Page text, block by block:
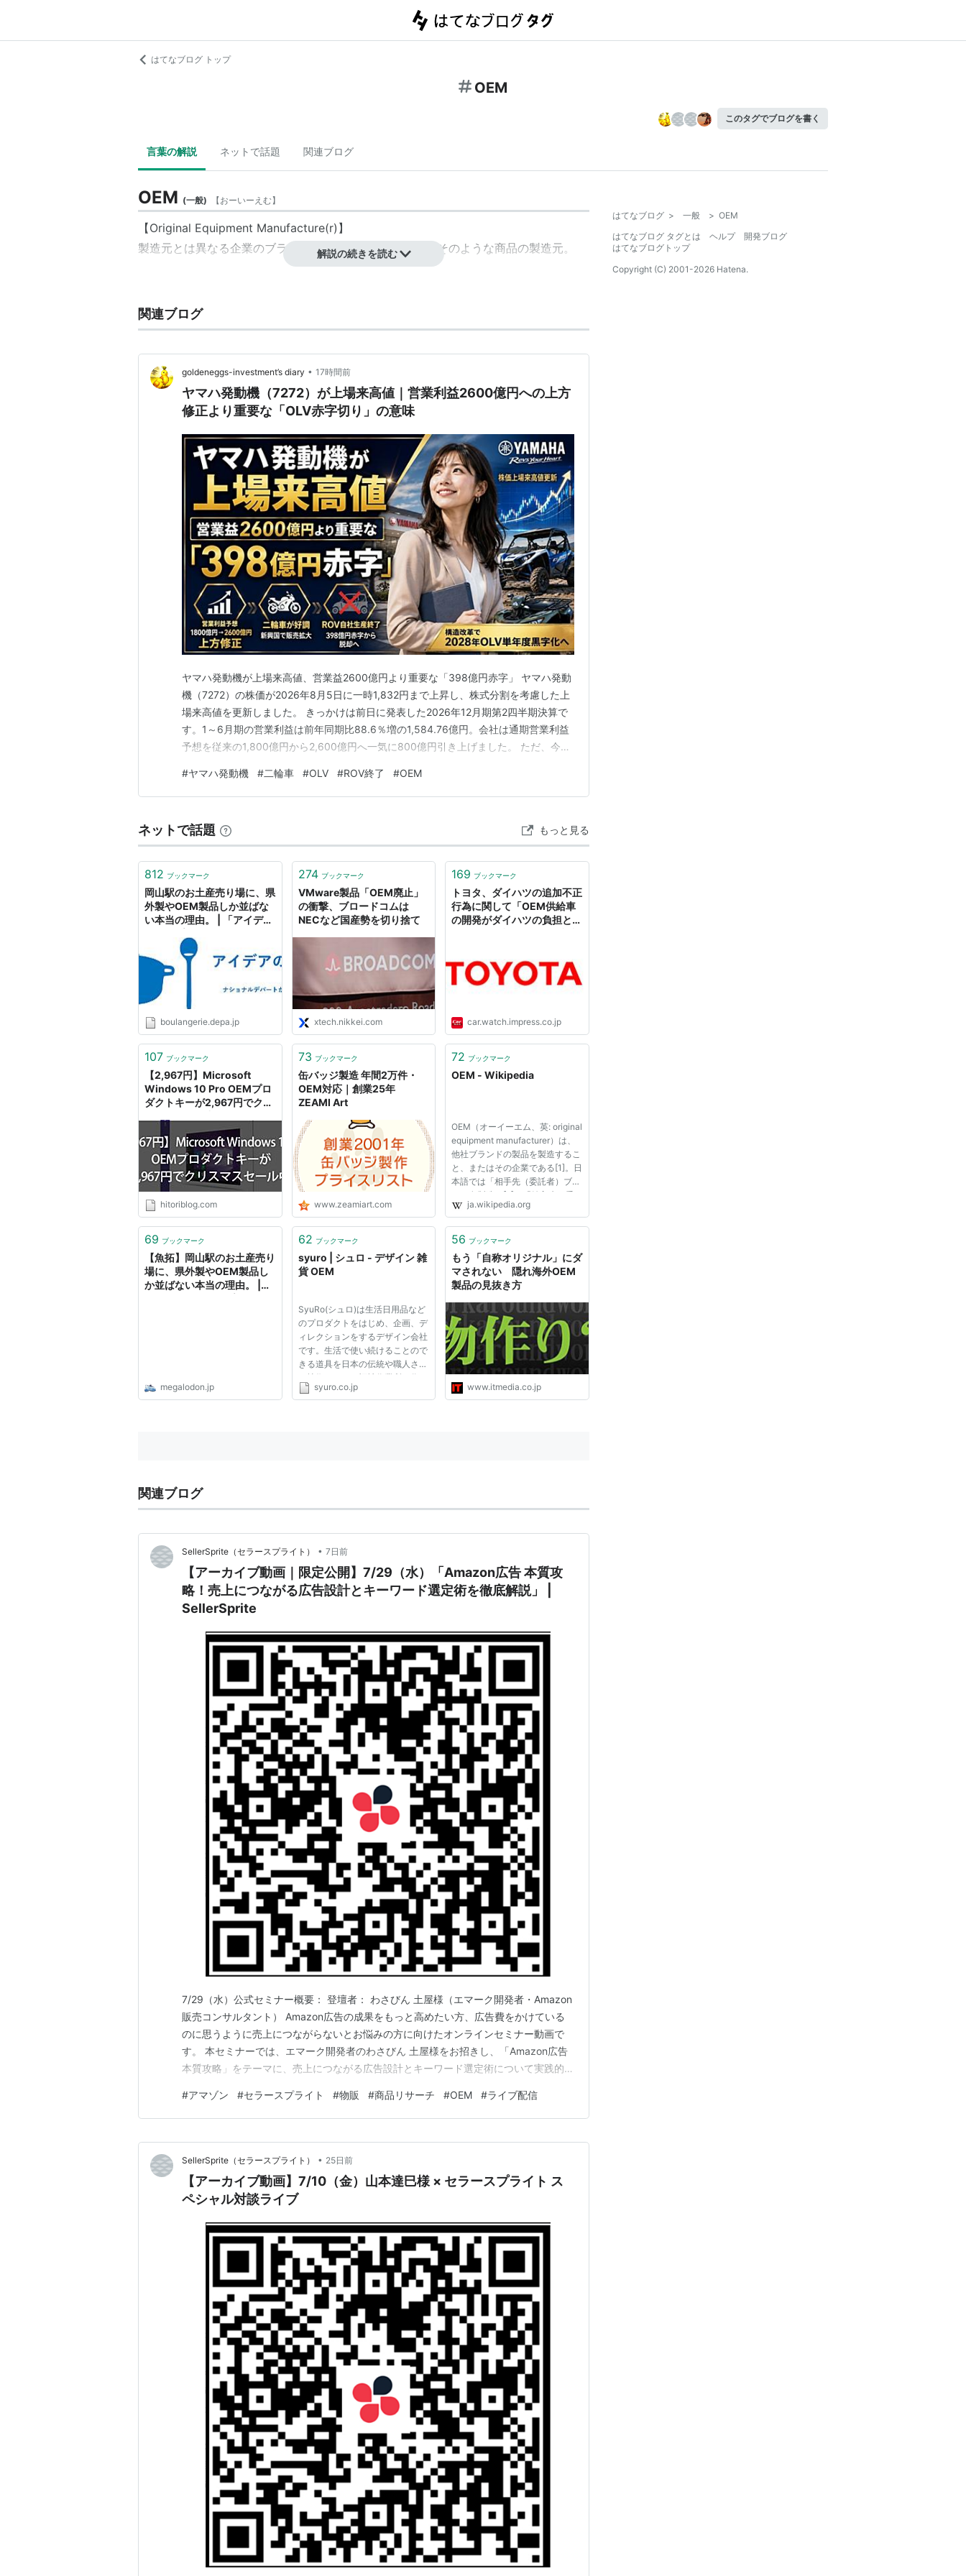
はてなブログ トップ
OEM
このタグでブログを書く
言葉の解説 ネットで話題 関連ブログ
OEM (一般) 【おーいーえむ】
【Original Equipment Manufacture(r)】
製造元とは異なる企業のブランドで売られる商品。また、そのような商品の製造元。
解説の続きを読む
関連ブログ
goldeneggs-investment’s diary • 17時間前
ヤマハ発動機（7272）が上場来高値｜営業利益2600億円への上方
修正より重要な「OLV赤字切り」の意味
ヤマハ発動機が上場来高値、営業益2600億円より重要な「398億円赤字」 ヤマハ発動
機（7272）の株価が2026年8月5日に一時1,832円まで上昇し、株式分割を考慮した上
場来高値を更新しました。 きっかけは前日に発表した2026年12月期第2四半期決算で
す。1～6月期の営業利益は前年同期比88.6％増の1,584.76億円。会社は通期営業利益
予想を従来の1,800億円から2,600億円へ一気に800億円引き上げました。 ただ、今回
に398億円もの営業赤字を計上したアウトドアランドビークル（OLV）事業で、赤字
の…
#ヤマハ発動機 #二輪車 #OLV #ROV終了 #OEM
ネットで話題 もっと見る
812 ブックマーク
岡山駅のお土産売り場に、県
外製やOEM製品しか並ばな
い本当の理由。 | 「アイデア
boulangerie.depa.jp
274 ブックマーク
VMware製品「OEM廃止」
の衝撃、ブロードコムは
NECなど国産勢を切り捨て
xtech.nikkei.com
169 ブックマーク
トヨタ、ダイハツの追加不正
行為に関して「OEM供給車
の開発がダイハツの負担とな
かったことを深く反省」
car.watch.impress.co.jp
107 ブックマーク
【2,967円】Microsoft
Windows 10 Pro OEMプロ
ダクトキーが2,967円でクリ
hitoriblog.com
73 ブックマーク
缶バッジ製造 年間2万件・
OEM対応｜創業25年
ZEAMI Art
www.zeamiart.com
72 ブックマーク
OEM - Wikipedia
OEM（オーイーエム、英: original
equipment manufacturer）は、
他社ブランドの製品を製造するこ
と、またはその企業である[1]。日
本語では「相手先（委託者）ブラ
ンド名製造」[2]、「納入先（委
託者）商標による受託製造」など
知的財産権（IP）を有する自社製
ja.wikipedia.org
69 ブックマーク
【魚拓】岡山駅のお土産売り
場に、県外製やOEM製品し
か並ばない本当の理由。 |
megalodon.jp
62 ブックマーク
syuro | シュロ - デザイン 雑
貨 OEM
SyuRo(シュロ)は生活日用品など
のプロダクトをはじめ、企画、デ
ィレクションをするデザイン会社
です。生活で使い続けることので
きる道具を日本の伝統や職人さん
の技術、または福祉作業所で作ら
れるモノなどをSyuRoのフィルタ
syuro.co.jp
56 ブックマーク
もう「自称オリジナル」にダ
マされない 隠れ海外OEM
製品の見抜き方
www.itmedia.co.jp
関連ブログ
SellerSprite（セラースプライト） • 7日前
【アーカイブ動画｜限定公開】7/29（水）「Amazon広告 本質攻
略！売上につながる広告設計とキーワード選定術を徹底解説」 |
SellerSprite
7/29（水）公式セミナー概要： 登壇者： わさびん 土屋様（エマーク開発者・Amazon
販売コンサルタント） Amazon広告の成果をもっと高めたい方、広告費をかけている
のに思うように売上につながらないとお悩みの方に向けたオンラインセミナー動画で
す。 本セミナーでは、エマーク開発者のわさびん 土屋様をお招きし、「Amazon広告
本質攻略」をテーマに、売上につながる広告設計とキーワード選定術について実践的な
はACOSやROASではなくCTR・CVRである」という本質論を軸に、広告運用の正しい
考え方を解説しました…
#アマゾン #セラースプライト #物販 #商品リサーチ #OEM #ライブ配信
SellerSprite（セラースプライト） • 25日前
【アーカイブ動画】7/10（金）山本達巳様 × セラースプライト ス
ペシャル対談ライブ
はてなブログ > 一般 > OEM
はてなブログ タグとは
ヘルプ
開発ブログ
はてなブログトップ
Copyright (C) 2001-2026 Hatena.